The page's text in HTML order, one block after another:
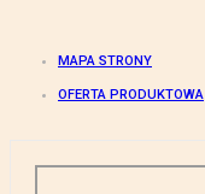
MAPA STRONY
OFERTA PRODUKTOWA